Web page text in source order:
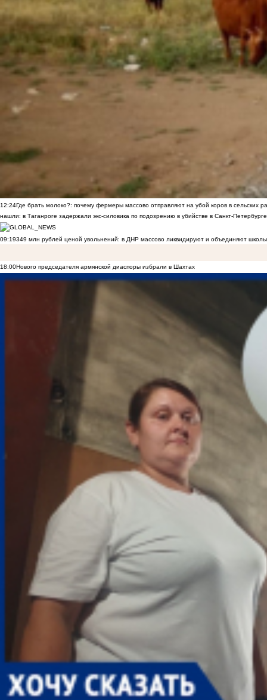
12:24Где брать молоко?: почему фермеры массово отправляют на убой коров в сельских
нашли: в Таганроге задержали экс-силовика по подозрению в убийстве в Санкт-Петербурге
09:19349 млн рублей ценой увольнений: в ДНР массово ликвидируют и объединяют
18:00Нового председателя армянской диаспоры избрали в Шахтах